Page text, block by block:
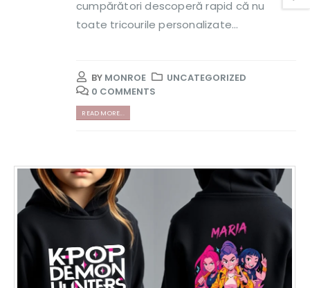
cumpărători descoperă rapid că nu
toate tricourile personalizate...
BY MONROE
UNCATEGORIZED
0 COMMENTS
READ MORE...